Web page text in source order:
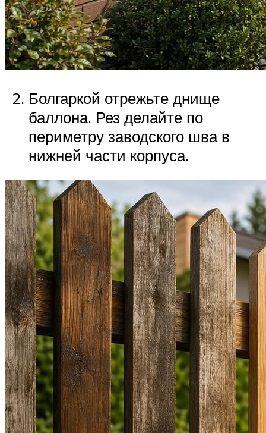
Болгаркой отрежьте днище
баллона. Рез делайте по
периметру заводского шва в
нижней части корпуса.